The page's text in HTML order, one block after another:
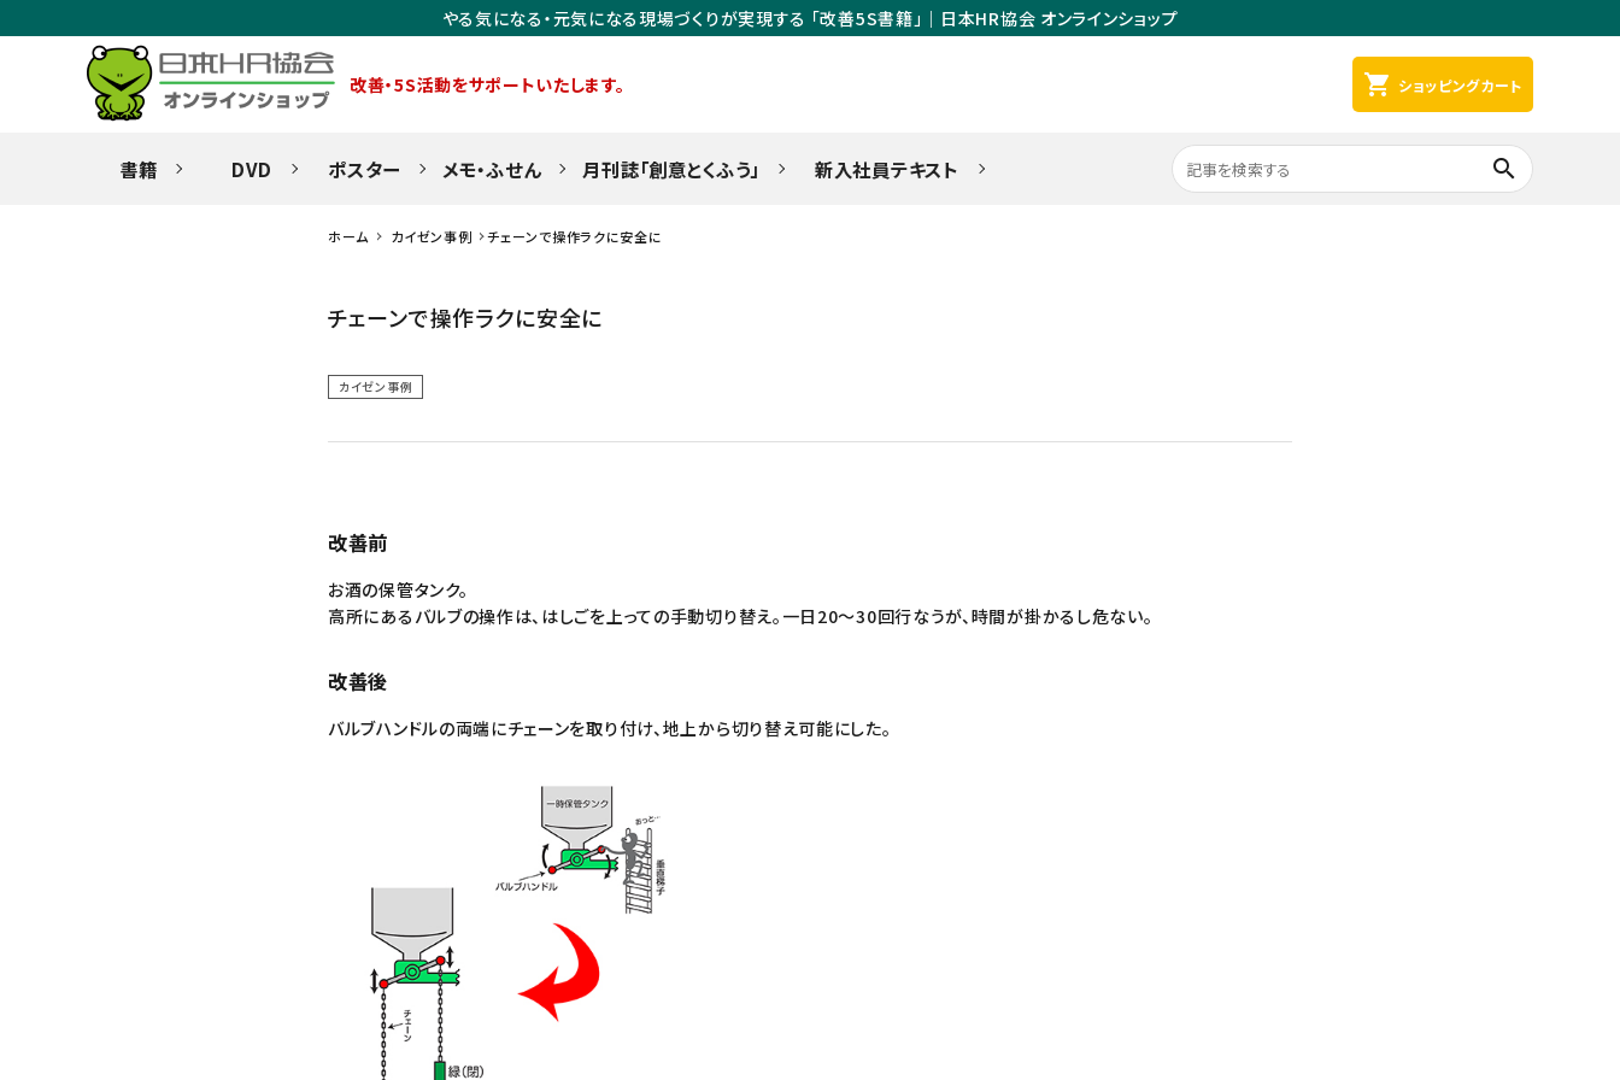
やる気になる・元気になる現場づくりが実現する 「改善5S書籍」｜日本HR協会 オンラインショップ
改善・5S活動をサポートいたします。 shopping_cart ショッピングカート
書籍 DVD ポスター メモ・ふせん 月刊誌「創意とくふう」 新入社員テキスト search
ホーム カイゼン事例 チェーンで操作ラクに安全に
チェーンで操作ラクに安全に
カイゼン事例
改善前
お酒の保管タンク。
高所にあるバルブの操作は、はしごを上っての手動切り替え。一日20～30回行なうが、時間が掛かるし危ない。
改善後
バルブハンドルの両端にチェーンを取り付け、地上から切り替え可能にした。